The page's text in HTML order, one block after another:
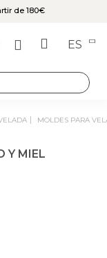
de 180€
ES
MOLDES PARA